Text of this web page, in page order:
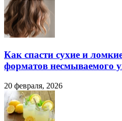
Как спасти сухие и
форматов несмываемого
20 февраля, 2026